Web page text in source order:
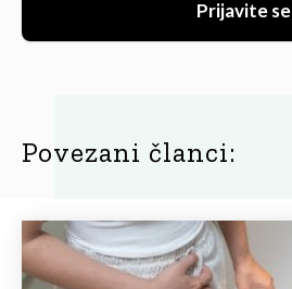
Prijavite se
Povezani članci: